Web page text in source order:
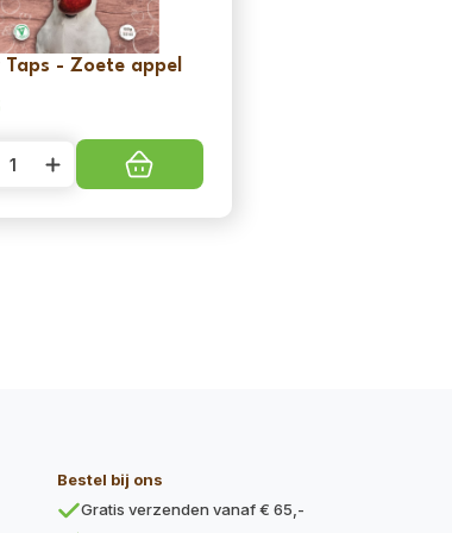
Taps - Zoete appel
Bestel bij ons
Gratis verzenden vanaf € 65,-